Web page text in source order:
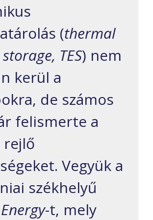
(thermal
TES) nem
kerül a
de számos
felismerte a
rejlő
Vegyük a
székhelyű
-t, mely